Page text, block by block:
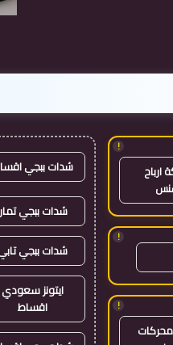
!
ارباح
!
!
شدات ببجي
شدات ببجي
شدات ببجي
ايتونز سعودي
اقساط